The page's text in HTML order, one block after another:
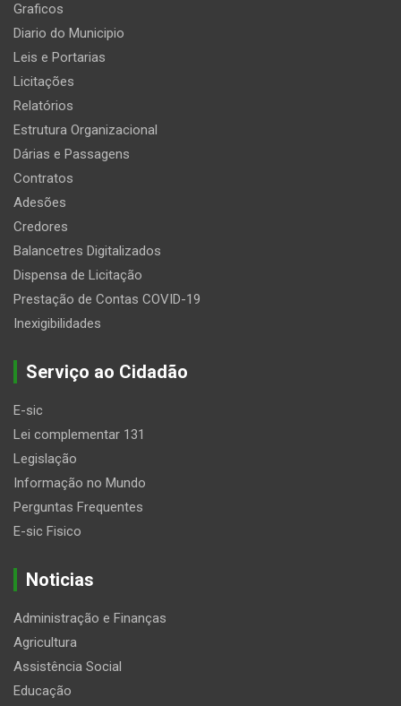
Graficos
Diario do Municipio
Leis e Portarias
Licitações
Relatórios
Estrutura Organizacional
Dárias e Passagens
Contratos
Adesões
Credores
Balancetres Digitalizados
Dispensa de Licitação
Prestação de Contas COVID-19
Inexigibilidades
Serviço ao Cidadão
E-sic
Lei complementar 131
Legislação
Informação no Mundo
Perguntas Frequentes
E-sic Fisico
Noticias
Administração e Finanças
Agricultura
Assistência Social
Educação